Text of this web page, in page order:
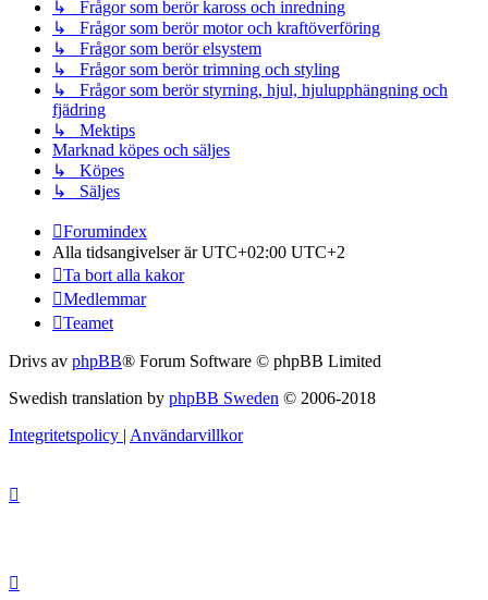
↳ Frågor som berör kaross och inredning
↳ Frågor som berör motor och kraftöverföring
↳ Frågor som berör elsystem
↳ Frågor som berör trimning och styling
↳ Frågor som berör styrning, hjul, hjulupphängning och
fjädring
↳ Mektips
Marknad köpes och säljes
↳ Köpes
↳ Säljes
Forumindex
Alla tidsangivelser är UTC+02:00 UTC+2
Ta bort alla kakor
Medlemmar
Teamet
Drivs av phpBB® Forum Software © phpBB Limited
Swedish translation by phpBB Sweden © 2006-2018
Integritetspolicy | Användarvillkor